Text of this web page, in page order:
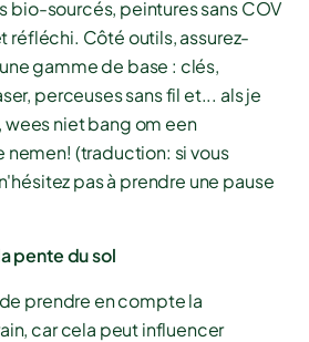
bio-sourcés, peintures sans COV
réfléchi. Côté outils, assurez-
gamme de base : clés,
perceuses sans fil et... als je
niet bang om een
nemen! (traduction: si vous
pas à prendre une pause
pente du sol
prendre en compte la
car cela peut influencer